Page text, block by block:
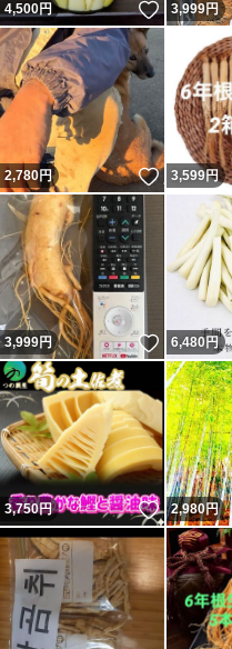
4,500円 いいね！
3,999円
2,780円 いいね！
3,599円
3,999円 いいね！
6,480 円
3,750円 いいね！
2,980円